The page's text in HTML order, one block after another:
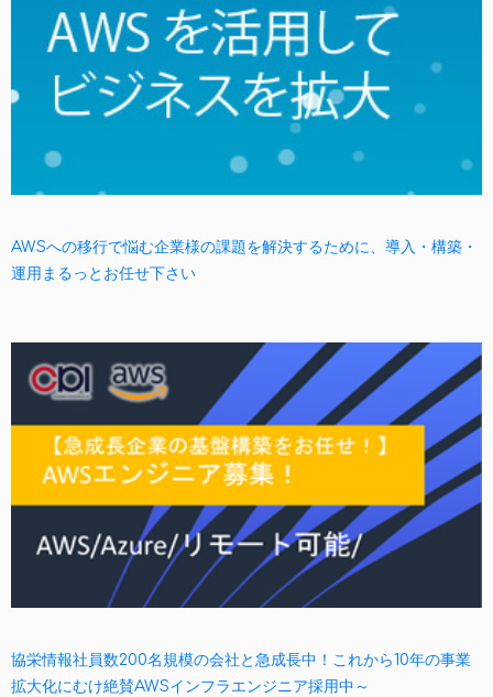
AWSへの移行で悩む企業様の課題を解決するために、導入・構築・
運用まるっとお任せ下さい
協栄情報社員数200名規模の会社と急成長中！これから10年の事業
拡大化にむけ絶賛AWSインフラエンジニア採用中～